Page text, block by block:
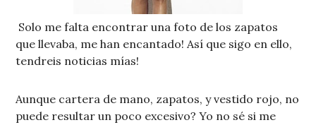
Solo me falta encontrar una foto de los zapatos
que llevaba, me han encantado! Así que sigo en ello,
tendreis noticias mías!
Aunque cartera de mano, zapatos, y vestido rojo, no
puede resultar un poco excesivo? Yo no sé si me